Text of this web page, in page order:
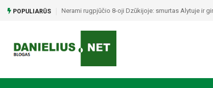
POPULIARŪS Nerami rugpjūčio 8-oji Dzūkijoje: smurtas Alytuje ir